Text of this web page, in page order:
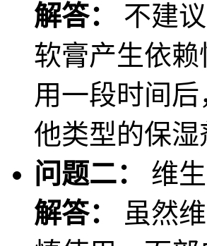
解答：
不建
软膏产生依
用一段时间
他类型的保湿
问题二：
维
解答：
虽然